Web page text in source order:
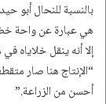
بالنسبة للنحال أبو
هي عبارة عن واحة
إلا أنه ينقل خلاياه
“الإنتاج هنا صار
أحسن من الزراعة.”